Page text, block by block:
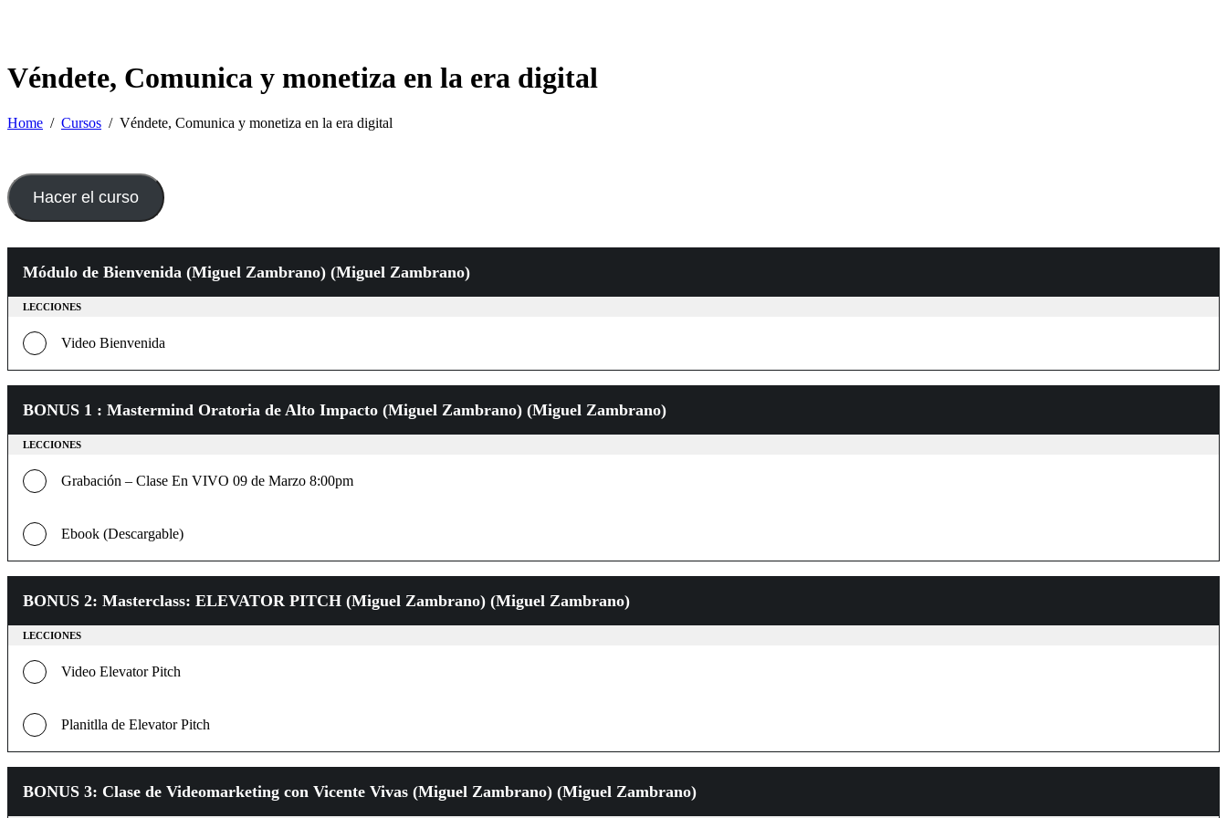
Véndete, Comunica y monetiza en la era digital
Home Cursos Véndete, Comunica y monetiza en la era digital
Hacer el curso
Módulo de Bienvenida (Miguel Zambrano) (Miguel Zambrano)
LECCIONES
Video Bienvenida
BONUS 1 : Mastermind Oratoria de Alto Impacto (Miguel Zambrano) (Miguel Zambrano)
LECCIONES
Grabación – Clase En VIVO 09 de Marzo 8:00pm
Ebook (Descargable)
BONUS 2: Masterclass: ELEVATOR PITCH (Miguel Zambrano) (Miguel Zambrano)
LECCIONES
Video Elevator Pitch
Planitlla de Elevator Pitch
BONUS 3: Clase de Videomarketing con Vicente Vivas (Miguel Zambrano) (Miguel Zambrano)